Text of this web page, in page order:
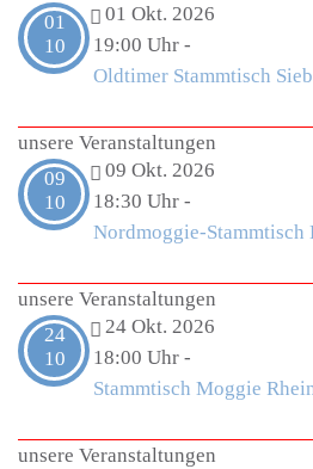
01
10
01 Okt. 2026
19:00 Uhr -
Oldtimer Stammtisch
unsere Veranstaltungen
09
10
09 Okt. 2026
18:30 Uhr -
Nordmoggie-Stammtisch
unsere Veranstaltungen
24
10
24 Okt. 2026
18:00 Uhr -
Stammtisch Moggie
unsere Veranstaltungen